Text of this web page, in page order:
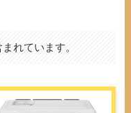
れています。